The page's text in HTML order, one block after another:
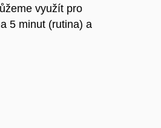
využít pro
5 minut (rutina) a